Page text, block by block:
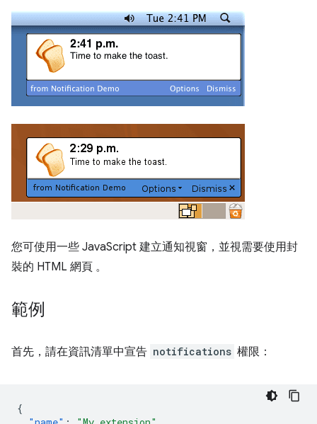
您可使用一些 JavaScript 建立通知視窗，並視需要使用封
裝的 HTML 網頁 。
範例
首先，請在資訊清單中宣告 notifications 權限：
{